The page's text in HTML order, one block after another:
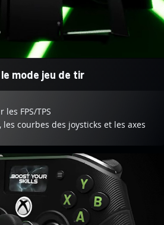
mode jeu de tir
FPS/TPS
courbes des joysticks et les axes